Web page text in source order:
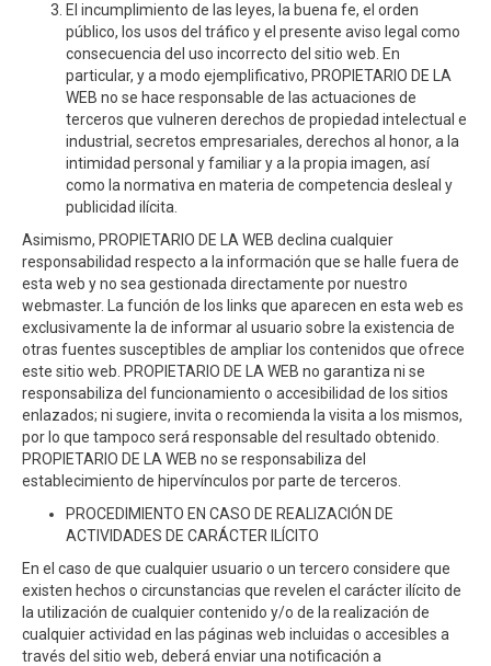
El incumplimiento de las leyes, la buena fe, el orden
público, los usos del tráfico y el presente aviso legal como
consecuencia del uso incorrecto del sitio web. En
particular, y a modo ejemplificativo, PROPIETARIO DE LA
WEB no se hace responsable de las actuaciones de
terceros que vulneren derechos de propiedad intelectual e
industrial, secretos empresariales, derechos al honor, a la
intimidad personal y familiar y a la propia imagen, así
como la normativa en materia de competencia desleal y
publicidad ilícita.
Asimismo, PROPIETARIO DE LA WEB declina cualquier
responsabilidad respecto a la información que se halle fuera de
esta web y no sea gestionada directamente por nuestro
webmaster. La función de los links que aparecen en esta web es
exclusivamente la de informar al usuario sobre la existencia de
otras fuentes susceptibles de ampliar los contenidos que ofrece
este sitio web. PROPIETARIO DE LA WEB no garantiza ni se
responsabiliza del funcionamiento o accesibilidad de los sitios
enlazados; ni sugiere, invita o recomienda la visita a los mismos,
por lo que tampoco será responsable del resultado obtenido.
PROPIETARIO DE LA WEB no se responsabiliza del
establecimiento de hipervínculos por parte de terceros.
PROCEDIMIENTO EN CASO DE REALIZACIÓN DE
ACTIVIDADES DE CARÁCTER ILÍCITO
En el caso de que cualquier usuario o un tercero considere que
existen hechos o circunstancias que revelen el carácter ilícito de
la utilización de cualquier contenido y/o de la realización de
cualquier actividad en las páginas web incluidas o accesibles a
través del sitio web, deberá enviar una notificación a